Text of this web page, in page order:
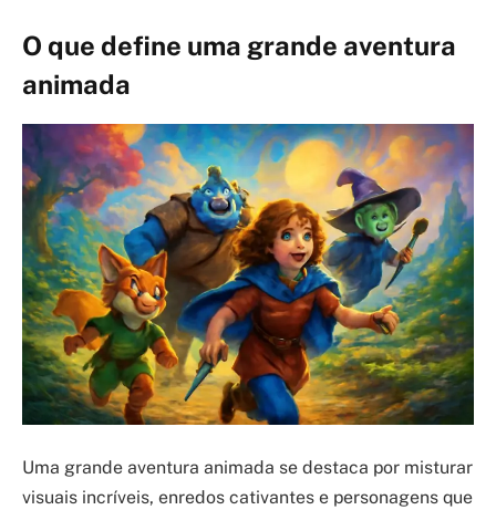
O que define uma grande aventura
animada
Uma grande aventura animada se destaca por misturar
visuais incríveis, enredos cativantes e personagens que